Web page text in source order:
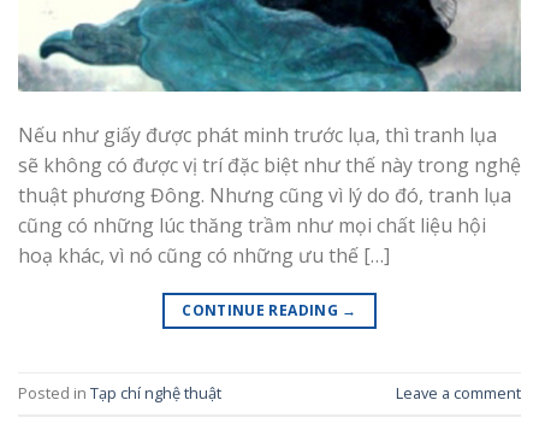
Nếu như giấy được phát minh trước lụa, thì tranh lụa
sẽ không có được vị trí đặc biệt như thế này trong nghệ
thuật phương Đông. Nhưng cũng vì lý do đó, tranh lụa
cũng có những lúc thăng trầm như mọi chất liệu hội
hoạ khác, vì nó cũng có những ưu thế […]
CONTINUE READING →
Posted in Tạp chí nghệ thuật Leave a comment